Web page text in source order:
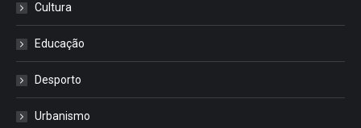
Cultura
Educação
Desporto
Urbanismo